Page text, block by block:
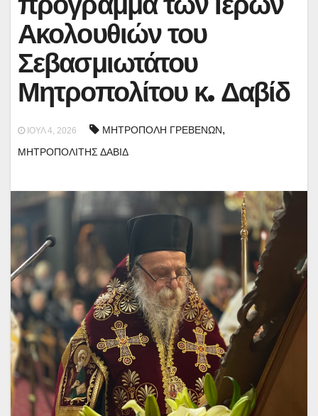
Ακολουθιών του
Σεβασμιωτάτου
Μητροπολίτου κ. Δαβίδ
ΙΟΎΛ 4, 2026 ΜΗΤΡΟΠΟΛΗ ΓΡΕΒΕΝΩΝ,
ΜΗΤΡΟΠΟΛΙΤΗΣ ΔΑΒΙΔ